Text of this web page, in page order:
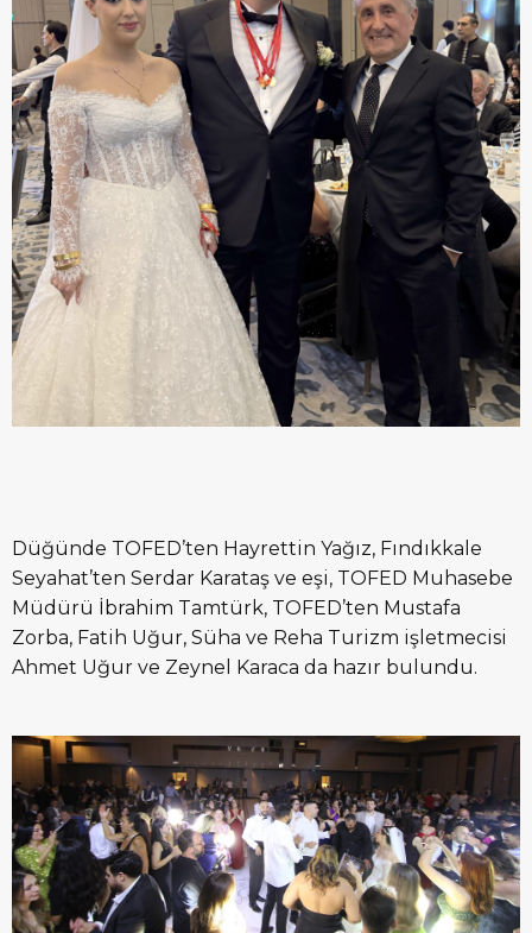
Düğünde TOFED’ten Hayrettin Yağız, Fındıkkale
Seyahat’ten Serdar Karataş ve eşi, TOFED Muhasebe
Müdürü İbrahim Tamtürk, TOFED’ten Mustafa
Zorba, Fatih Uğur, Süha ve Reha Turizm işletmecisi
Ahmet Uğur ve Zeynel Karaca da hazır bulundu.